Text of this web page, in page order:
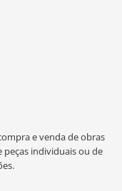
e venda de obras
peças individuais ou de